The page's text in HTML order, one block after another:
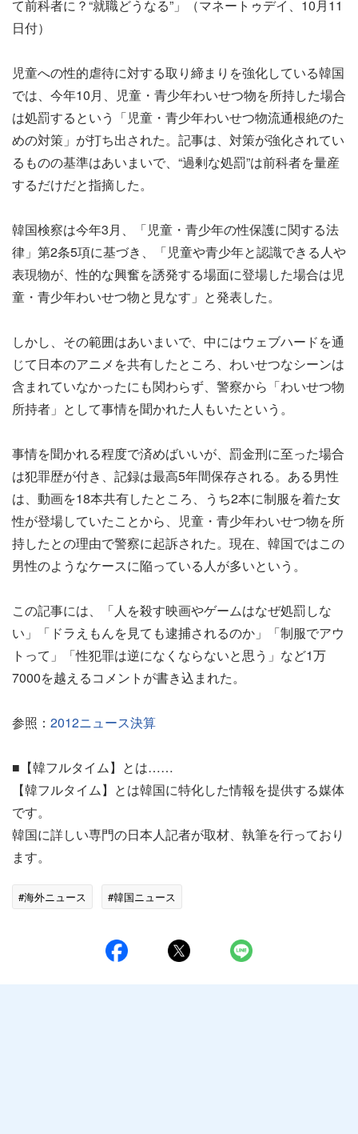
て前科者に？“就職どうなる”」（マネートゥデイ、10月11
日付）
児童への性的虐待に対する取り締まりを強化している韓国
では、今年10月、児童・青少年わいせつ物を所持した場合
は処罰するという「児童・青少年わいせつ物流通根絶のた
めの対策」が打ち出された。記事は、対策が強化されてい
るものの基準はあいまいで、“過剰な処罰”は前科者を量産
するだけだと指摘した。
韓国検察は今年3月、「児童・青少年の性保護に関する法
律」第2条5項に基づき、「児童や青少年と認識できる人や
表現物が、性的な興奮を誘発する場面に登場した場合は児
童・青少年わいせつ物と見なす」と発表した。
しかし、その範囲はあいまいで、中にはウェブハードを通
じて日本のアニメを共有したところ、わいせつなシーンは
含まれていなかったにも関わらず、警察から「わいせつ物
所持者」として事情を聞かれた人もいたという。
事情を聞かれる程度で済めばいいが、罰金刑に至った場合
は犯罪歴が付き、記録は最高5年間保存される。ある男性
は、動画を18本共有したところ、うち2本に制服を着た女
性が登場していたことから、児童・青少年わいせつ物を所
持したとの理由で警察に起訴された。現在、韓国ではこの
男性のようなケースに陥っている人が多いという。
この記事には、「人を殺す映画やゲームはなぜ処罰しな
い」「ドラえもんを見ても逮捕されるのか」「制服でアウ
トって」「性犯罪は逆になくならないと思う」など1万
7000を越えるコメントが書き込まれた。
参照： 2012ニュース決算
■【韓フルタイム】とは……
【韓フルタイム】とは韓国に特化した情報を提供する媒体
です。
韓国に詳しい専門の日本人記者が取材、執筆を行っており
ます。
#海外ニュース #韓国ニュース